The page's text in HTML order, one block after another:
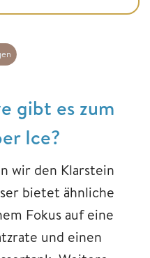
gibt es zum
Ice?
wir den Klarstein
bietet ähnliche
Fokus auf eine
und einen